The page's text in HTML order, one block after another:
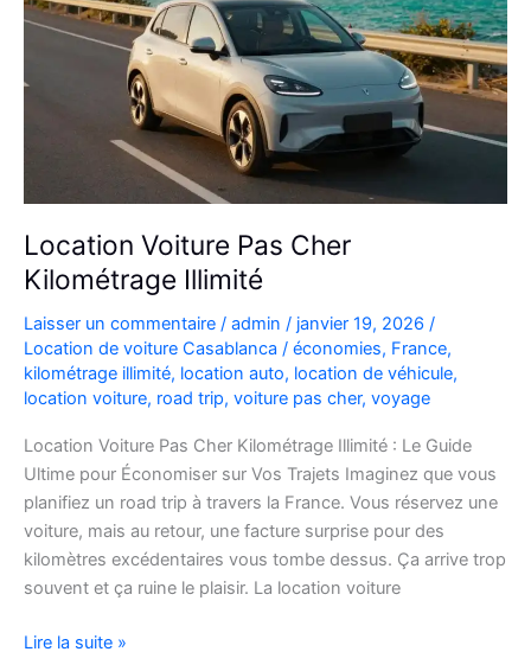
l’Atlas
Location Voiture Pas Cher
Kilométrage Illimité
Laisser un commentaire / admin / janvier 19, 2026 /
Location de voiture Casablanca / économies, France,
kilométrage illimité, location auto, location de véhicule,
location voiture, road trip, voiture pas cher, voyage
Location Voiture Pas Cher Kilométrage Illimité : Le Guide
Ultime pour Économiser sur Vos Trajets Imaginez que vous
planifiez un road trip à travers la France. Vous réservez une
voiture, mais au retour, une facture surprise pour des
kilomètres excédentaires vous tombe dessus. Ça arrive trop
souvent et ça ruine le plaisir. La location voiture
Location
Lire la suite »